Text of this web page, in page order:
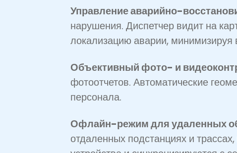
Управление аварийно-
нарушения. Диспетчер видит на
локализацию аварии,
Объективный фото- и
фотоотчетов. Автоматические
персонала.
Офлайн-режим для удаленных
отдаленных подстанциях и